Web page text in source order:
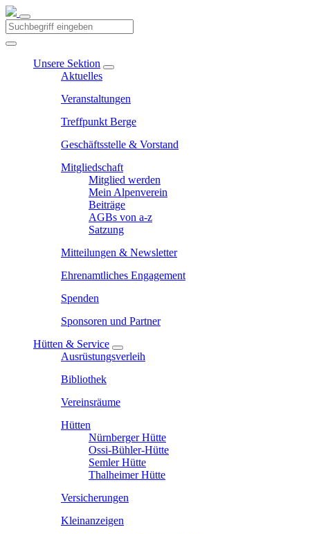
Unsere Sektion
Aktuelles
Veranstaltungen
Treffpunkt Berge
Geschäftsstelle & Vorstand
Mitgliedschaft
Mitglied werden
Mein Alpenverein
Beiträge
AGBs von a-z
Satzung
Mitteilungen & Newsletter
Ehrenamtliches Engagement
Spenden
Sponsoren und Partner
Hütten & Service
Ausrüstungsverleih
Bibliothek
Vereinsräume
Hütten
Nürnberger Hütte
Ossi-Bühler-Hütte
Semler Hütte
Thalheimer Hütte
Versicherungen
Kleinanzeigen